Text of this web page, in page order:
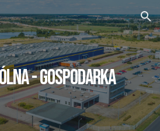
Skip to navigation
-GOSPODARKA